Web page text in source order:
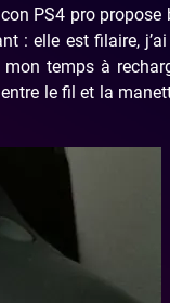
PS4 pro propose
: elle est filaire,
mon temps à
le fil et la